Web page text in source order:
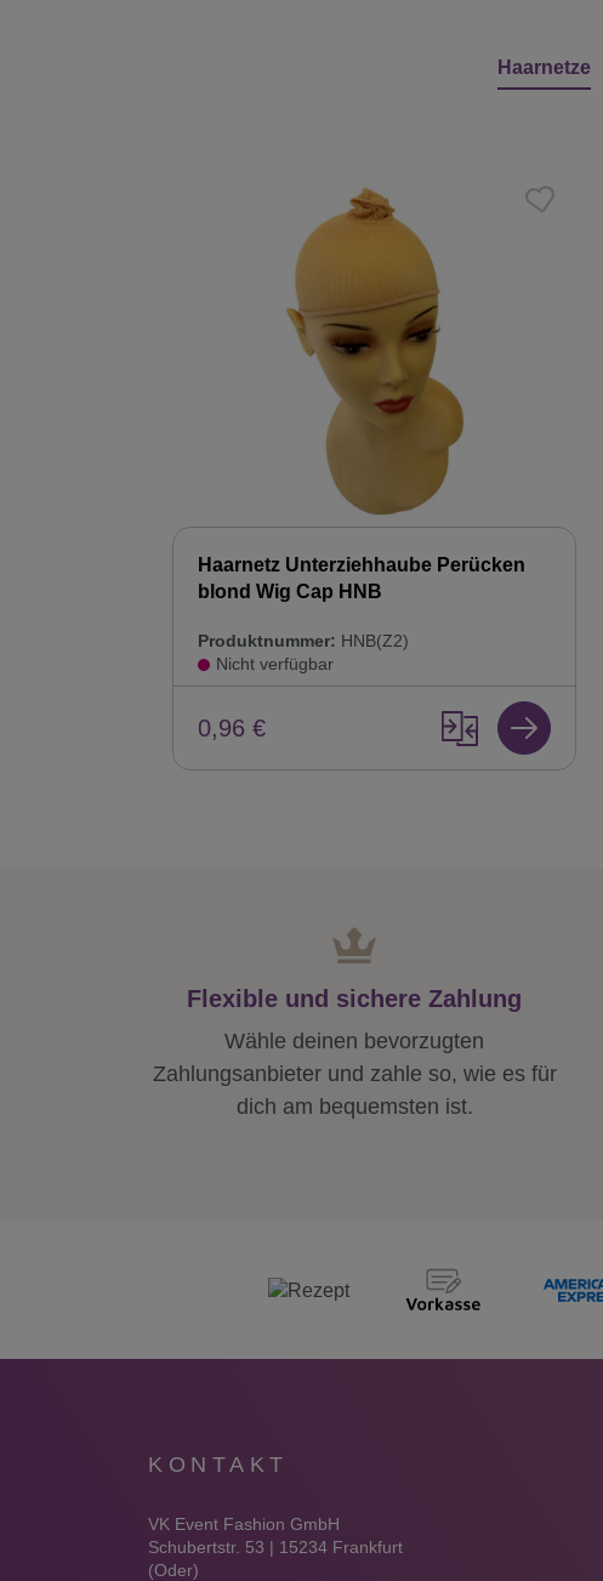
Haarnetze
Haarnetz Unterziehhaube Perücken
blond Wig Cap HNB
Produktnummer: HNB(Z2)
Nicht verfügbar
0,96 €
Flexible und sichere Zahlung
Wähle deinen bevorzugten
Zahlungsanbieter und zahle so, wie es für
dich am bequemsten ist.
KONTAKT
VK Event Fashion GmbH
Schubertstr. 53 | 15234 Frankfurt
(Oder)